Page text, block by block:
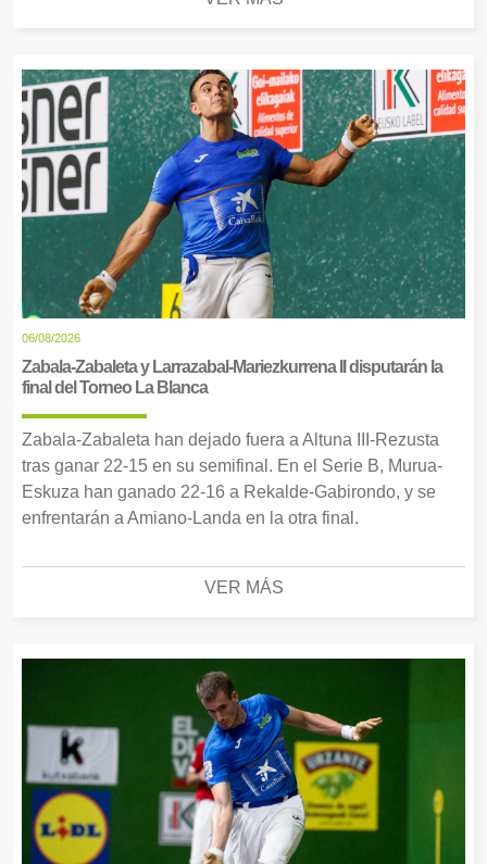
06/08/2026
Zabala-Zabaleta y Larrazabal-Mariezkurrena II disputarán la
final del Torneo La Blanca
Zabala-Zabaleta han dejado fuera a Altuna III-Rezusta
tras ganar 22-15 en su semifinal. En el Serie B, Murua-
Eskuza han ganado 22-16 a Rekalde-Gabirondo, y se
enfrentarán a Amiano-Landa en la otra final.
VER MÁS